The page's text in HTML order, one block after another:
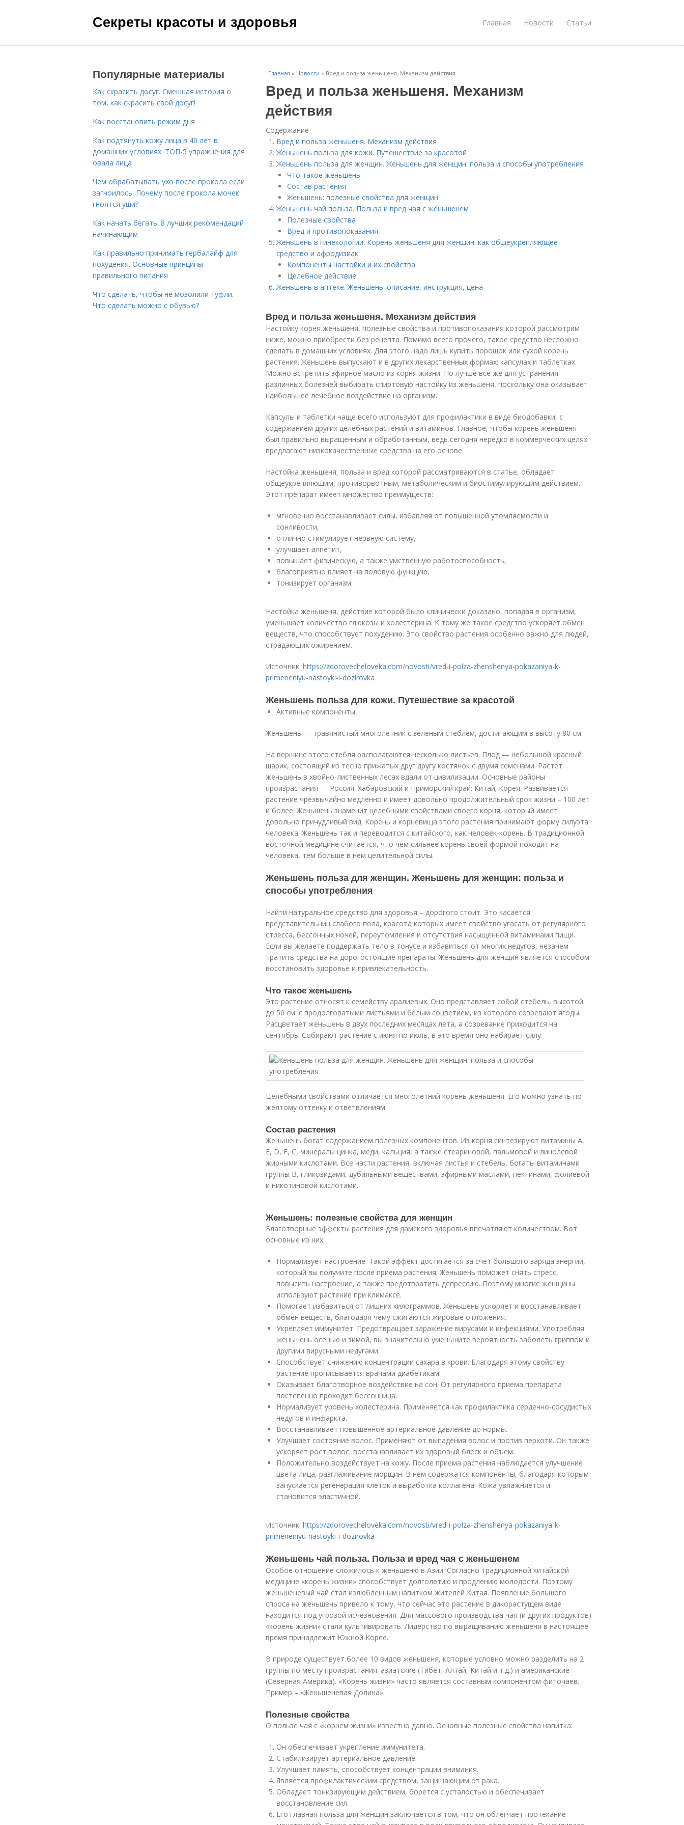
Секреты красоты и здоровья Главная Новости Статьи
Главная » Новости » Вред и польза женьшеня. Механизм действия
Вред и польза женьшеня. Механизм
действия
Содержание
Вред и польза женьшеня. Механизм действия
Женьшень польза для кожи. Путешествие за красотой
Женьшень польза для женщин. Женьшень для женщин: польза и способы употребления
Что такое женьшень
Состав растения
Женьшень: полезные свойства для женщин
Женьшень чай польза. Польза и вред чая с женьшенем
Полезные свойства
Вред и противопоказания
Женьшень в гинекологии. Корень женьшеня для женщин: как общеукрепляющее
средство и афродизиак
Компоненты настойки и их свойства
Целебное действие
Женьшень в аптеке. Женьшень: описание, инструкция, цена
Вред и польза женьшеня. Механизм действия
Настойку корня женьшеня, полезные свойства и противопоказания которой рассмотрим
ниже, можно приобрести без рецепта. Помимо всего прочего, такое средство несложно
сделать в домашних условиях. Для этого надо лишь купить порошок или сухой корень
растения. Женьшень выпускают и в других лекарственных формах: капсулах и таблетках.
Можно встретить эфирное масло из корня жизни. Но лучше все же для устранения
различных болезней выбирать спиртовую настойку из женьшеня, поскольку она оказывает
наибольшее лечебное воздействие на организм.
Капсулы и таблетки чаще всего используют для профилактики в виде биодобавки, с
содержанием других целебных растений и витаминов. Главное, чтобы корень женьшеня
был правильно выращенным и обработанным, ведь сегодня нередко в коммерческих целях
предлагают низкокачественные средства на его основе.
Настойка женьшеня, польза и вред которой рассматриваются в статье, обладает
общеукрепляющим, противорвотным, метаболическим и биостимулирующим действием.
Этот препарат имеет множество преимуществ:
мгновенно восстанавливает силы, избавляя от повышенной утомляемости и
сонливости,
отлично стимулирует нервную систему,
улучшает аппетит,
повышает физическую, а также умственную работоспособность,
благоприятно влияет на половую функцию,
тонизирует организм.
Настойка женьшеня, действие которой было клинически доказано, попадая в организм,
уменьшает количество глюкозы и холестерина. К тому же такое средство ускоряет обмен
веществ, что способствует похудению. Это свойство растения особенно важно для людей,
страдающих ожирением.
Источник: https://zdorovecheloveka.com/novosti/vred-i-polza-zhenshenya-pokazaniya-k-
primeneniyu-nastoyki-i-dozirovka
Женьшень польза для кожи. Путешествие за красотой
Активные компоненты
Женьшень — травянистый многолетник с зеленым стеблем, достигающим в высоту 80 см.
На вершине этого стебля располагаются несколько листьев. Плод — небольшой красный
шарик, состоящий из тесно прижатых друг другу костянок с двумя семенами. Растет
женьшень в хвойно-лиственных лесах вдали от цивилизации. Основные районы
произрастания — Россия: Хабаровский и Приморский край; Китай; Корея. Развивается
растение чрезвычайно медленно и имеет довольно продолжительный срок жизни – 100 лет
и более. Женьшень знаменит целебными свойствами своего корня, который имеет
довольно причудливый вид. Корень и корневища этого растения принимают форму силуэта
человека. Женьшень так и переводится с китайского, как человек-корень. В традиционной
восточной медицине считается, что чем сильнее корень своей формой походит на
человека, тем больше в нем целительной силы.
Женьшень польза для женщин. Женьшень для женщин: польза и
способы употребления
Найти натуральное средство для здоровья – дорогого стоит. Это касается
представительниц слабого пола, красота которых имеет свойство угасать от регулярного
стресса, бессонных ночей, переутомления и отсутствия насыщенной витаминами пищи.
Если вы желаете поддержать тело в тонусе и избавиться от многих недугов, незачем
тратить средства на дорогостоящие препараты. Женьшень для женщин является способом
восстановить здоровье и привлекательность.
Что такое женьшень
Это растение относят к семейству аралиевых. Оно представляет собой стебель, высотой
до 50 см. с продолговатыми листьями и белым соцветием, из которого созревают ягоды.
Расцветает женьшень в двух последних месяцах лета, а созревание приходится на
сентябрь. Собирают растение с июня по июль, в это время оно набирает силу.
Целебными свойствами отличается многолетний корень женьшеня. Его можно узнать по
желтому оттенку и ответвлениям.
Состав растения
Женьшень богат содержанием полезных компонентов. Из корня синтезируют витамины А,
Е, D, F, C, минералы цинка, меди, кальция, а также стеариновой, пальмовой и линолевой
жирными кислотами. Все части растения, включая листья и стебель, богаты витаминами
группы В, гликозидами, дубильными веществами, эфирными маслами, пектинами, фолиевой
и никотиновой кислотами.
Женьшень: полезные свойства для женщин
Благотворные эффекты растения для дамского здоровья впечатляют количеством. Вот
основные из них:
Нормализует настроение. Такой эффект достигается за счет большого заряда энергии,
который вы получите после приема растения. Женьшень поможет снять стресс,
повысить настроение, а также предотвратить депрессию. Поэтому многие женщины
используют растение при климаксе.
Помогает избавиться от лишних килограммов. Женьшень ускоряет и восстанавливает
обмен веществ, благодаря чему сжигаются жировые отложения.
Укрепляет иммунитет. Предотвращает заражение вирусами и инфекциями. Употребляя
женьшень осенью и зимой, вы значительно уменьшите вероятность заболеть гриппом и
другими вирусными недугами.
Способствует снижению концентрации сахара в крови. Благодаря этому свойству
растение прописывается врачами диабетикам.
Оказывает благотворное воздействие на сон. От регулярного приема препарата
постепенно проходит бессонница.
Нормализует уровень холестерина. Применяется как профилактика сердечно-сосудистых
недугов и инфаркта.
Восстанавливает повышенное артериальное давление до нормы.
Улучшает состояние волос. Применяют от выпадения волос и против перхоти. Он также
ускоряет рост волос, восстанавливает их здоровый блеск и объем.
Положительно воздействует на кожу. После приема растения наблюдается улучшение
цвета лица, разглаживание морщин. В нем содержатся компоненты, благодаря которым
запускается регенерация клеток и выработка коллагена. Кожа увлажняется и
становится эластичной.
Источник: https://zdorovecheloveka.com/novosti/vred-i-polza-zhenshenya-pokazaniya-k-
primeneniyu-nastoyki-i-dozirovka
Женьшень чай польза. Польза и вред чая с женьшенем
Особое отношение сложилось к женьшеню в Азии. Согласно традиционной китайской
медицине «корень жизни» способствует долголетию и продлению молодости. Поэтому
женьшеневый чай стал излюбленным напитком жителей Китая. Появление большого
спроса на женьшень привело к тому, что сейчас это растение в дикорастущем виде
находится под угрозой исчезновения. Для массового производства чая (и других продуктов)
«корень жизни» стали культивировать. Лидерство по выращиванию женьшеня в настоящее
время принадлежит Южной Корее.
В природе существует более 10 видов женьшеня, которые условно можно разделить на 2
группы по месту произрастания: азиатские (Тибет, Алтай, Китай и т.д.) и американские
(Северная Америка). «Корень жизни» часто является составным компонентом фиточаев.
Пример – «Женьшеневая Долина».
Полезные свойства
О пользе чая с «корнем жизни» известно давно. Основные полезные свойства напитка:
Он обеспечивает укрепление иммунитета.
Стабилизирует артериальное давление.
Улучшает память, способствует концентрации внимания.
Является профилактическим средством, защищающим от рака.
Обладает тонизирующим действием, борется с усталостью и обеспечивает
восстановление сил.
Его главная польза для женщин заключается в том, что он облегчает протекание
Популярные материалы
Как скрасить досуг. Смешная история о
том, как скрасить свой досуг!
Как восстановить режим дня
Как подтянуть кожу лица в 40 лет в
домашних условиях. ТОП-5 упражнения для
овала лица
Чем обрабатывать ухо после прокола если
загноилось. Почему после прокола мочек
гноятся уши?
Как начать бегать. 8 лучших рекомендаций
начинающим
Как правильно принимать гербалайф для
похудения. Основные принципы
правильного питания
Что сделать, чтобы не мозолили туфли.
Что сделать можно с обувью?